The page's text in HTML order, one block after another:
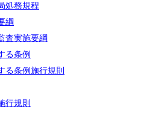
処務規程
綱
査実施要綱
る条例
る条例施行規則
行規則